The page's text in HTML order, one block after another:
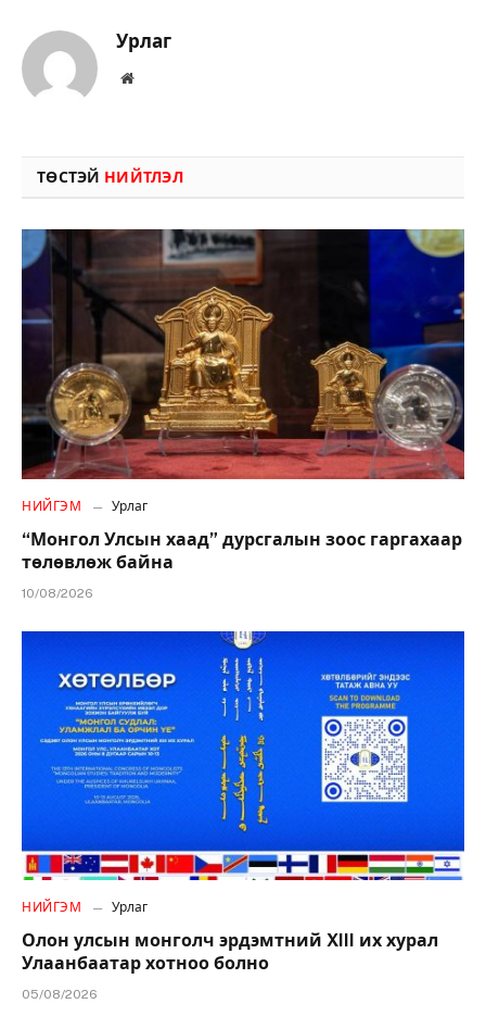
Урлаг
Вэбсайт
ТӨСТЭЙ НИЙТЛЭЛ
НИЙГЭМ Урлаг
“Монгол Улсын хаад” дурсгалын зоос гаргахаар
төлөвлөж байна
10/08/2026
НИЙГЭМ Урлаг
Олон улсын монголч эрдэмтний XIII их хурал
Улаанбаатар хотноо болно
05/08/2026